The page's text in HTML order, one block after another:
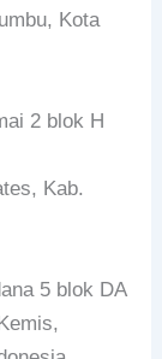
Kota
2 blok H
Kab.
5 blok DA